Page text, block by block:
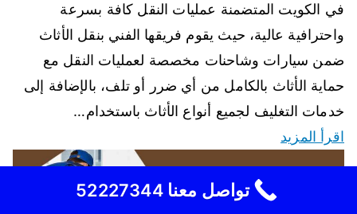
في الكويت المتضمنة عمليات النقل كافة بسرعة
واحترافية عالية، حيث يقوم فريقها الفني بنقل الأثاث
ضمن سيارات وشاحنات مخصصة لعمليات النقل مع
حماية الأثاث بالكامل من أي ضرر أو تلف، بالإضافة إلى
خدمات التغليف لجميع أنواع الأثاث باستخدام…
اقرأ المزيد
تواصل معنا 52227344